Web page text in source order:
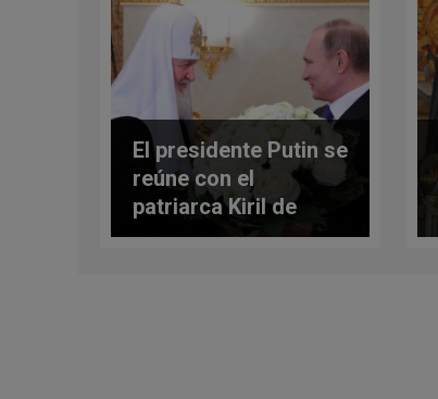
El presidente Putin se
reúne con el
patriarca Kiril de
Moscú